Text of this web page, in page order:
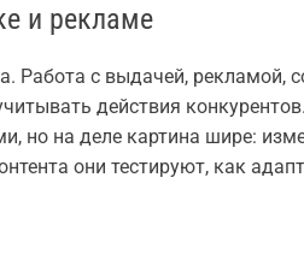
и рекламе
Работа с выдачей, рекламой,
действия
но на деле картина шире:
они тестируют, как